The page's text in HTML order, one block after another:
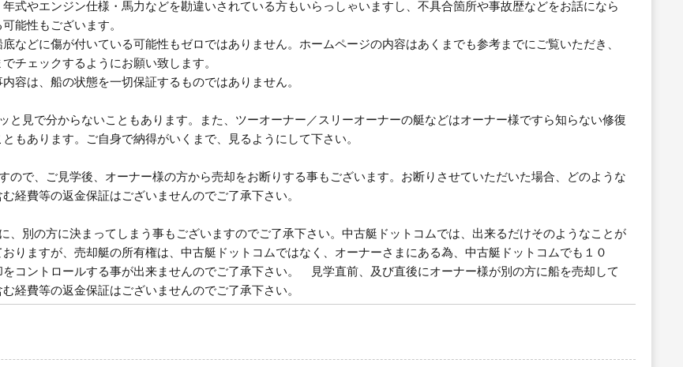
式やエンジン仕様・馬力などを勘違いされている方もいらっしゃいますし、不具合箇所や事故歴などをお話になら
能性もございます。
などに傷が付いている可能性もゼロではありません。ホームページの内容はあくまでも参考までにご覧いただき、
チェックするようにお願い致します。
容は、船の状態を一切保証するものではありません。
と見で分からないこともあります。また、ツーオーナー／スリーオーナーの艇などはオーナー様ですら知らない修復
もあります。ご自身で納得がいくまで、見るようにして下さい。
ので、ご見学後、オーナー様の方から売却をお断りする事もございます。お断りさせていただいた場合、どのような
経費等の返金保証はございませんのでご了承下さい。
、別の方に決まってしまう事もございますのでご了承下さい。中古艇ドットコムでは、出来るだけそのようなことが
りますが、売却艇の所有権は、中古艇ドットコムではなく、オーナーさまにある為、中古艇ドットコムでも１０
をコントロールする事が出来ませんのでご了承下さい。 見学直前、及び直後にオーナー様が別の方に船を売却して
経費等の返金保証はございませんのでご了承下さい。